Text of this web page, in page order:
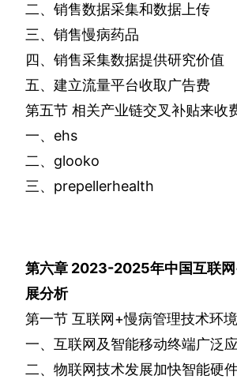
二、销售数据采集和数据上传
三、销售慢病药品
四、销售采集数据提供研究价值
五、建立流量平台收取广告费
第五节 相关产业链交叉补贴来收
一、 ehs
二、 glooko
三、 prepellerhealth
第六章 2023-2025年中国互联网
展分析
第一节 互联网+慢病管理技术环
一、互联网及智能移动终端广泛
二、物联网技术发展加快智能硬